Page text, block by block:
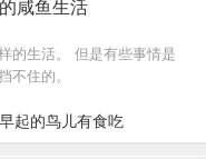
，你还在里边蹲着！ 通
报有人破坏国防设备……
防设施的敌特分子扭送公
凡的神操作到此结束时，
勾践剑与歹徒击剑？ 家
各种奇葩的东西，你把客
咸鱼生活
的生活。 但是有些事情是
不住的。
起的鸟儿有食吃